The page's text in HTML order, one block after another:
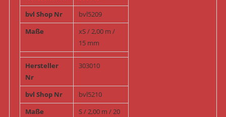
bvl Shop Nr
bvl5209
Maße
xS / 2,00 m /
15 mm
Hersteller
Nr
303010
bvl Shop Nr
bvl5210
Maße
S / 2,00 m / 20